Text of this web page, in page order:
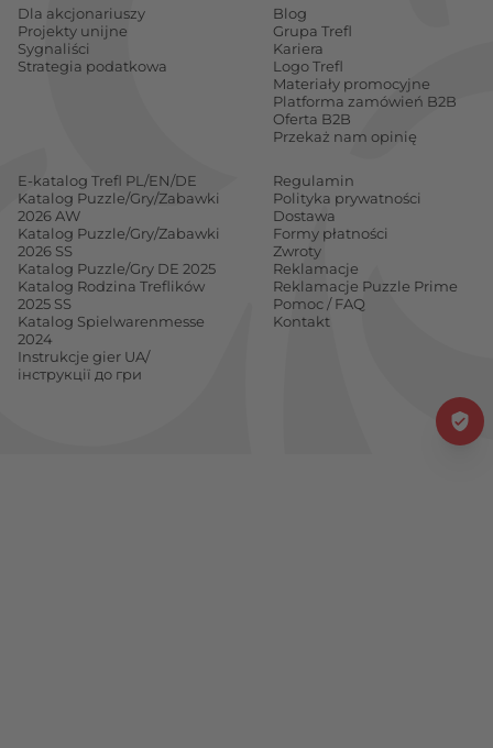
Dla akcjonariuszy
Projekty unijne
Sygnaliści
Strategia podatkowa
Blog
Grupa Trefl
Kariera
Logo Trefl
Materiały promocyjne
Platforma zamówień B2B
Oferta B2B
Przekaż nam opinię
E-katalog Trefl PL/EN/DE
Katalog Puzzle/Gry/Zabawki
2026 AW
Katalog Puzzle/Gry/Zabawki
2026 SS
Katalog Puzzle/Gry DE 2025
Katalog Rodzina Treflików
2025 SS
Katalog Spielwarenmesse
2024
Instrukcje gier UA/
інструкції до гри
Regulamin
Polityka prywatności
Dostawa
Formy płatności
Zwroty
Reklamacje
Reklamacje Puzzle Prime
Pomoc / FAQ
Kontakt